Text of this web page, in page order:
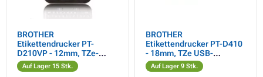
BROTHER
Etikettendrucker PT-
D210VP - 12mm, TZe-
Bänder im Etui - Marker
Auf Lager 15 Stk.
BROTHER
Etikettendrucker PT-D410
- 18mm, TZe USB-
Farbbänder, Desktop-
Modell, AA-
Auf Lager 9 Stk.